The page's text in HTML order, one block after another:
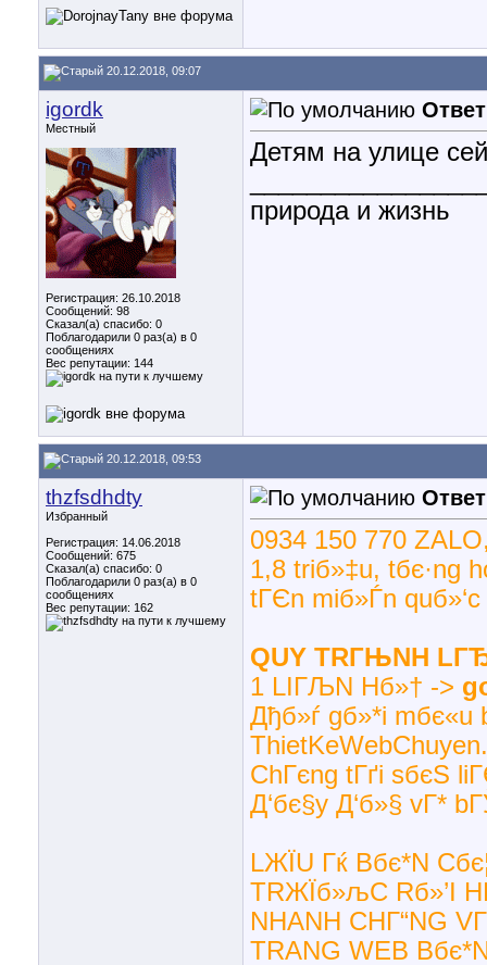
20.12.2018, 09:07
igordk
Местный
Регистрация: 26.10.2018
Сообщений: 98
Сказал(а) спасибо: 0
Поблагодарили 0 раз(а) в 0
сообщениях
Вес репутации: 144
Детям на улице
природа и жизнь
20.12.2018, 09:53
thzfsdhdty
Избранный
Регистрация: 14.06.2018
Сообщений: 675
Сказал(а) спасибо: 0
Поблагодарили 0 раз(а) в 0
сообщениях
Вес репутации: 162
0934 150 770
1,8 triб»‡u, tбє·ng
tГЄn miб»Ѓn
QUY TRГЊNH
1 LIГЉN Hб»† ->
Дђб»ѓ gб»*i mбє«u
ChГєng tГґi sбєЅ
Д‘бє§y Д‘б»§ vГ*
LЖЇU Гќ Bбє*N
TRЖЇб»љC Rб»’I
NHANH CHГ“NG
TRANG WEB